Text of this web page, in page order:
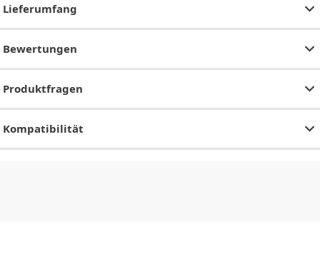
Lieferumfang
Bewertungen
Produktfragen
Kompatibilität